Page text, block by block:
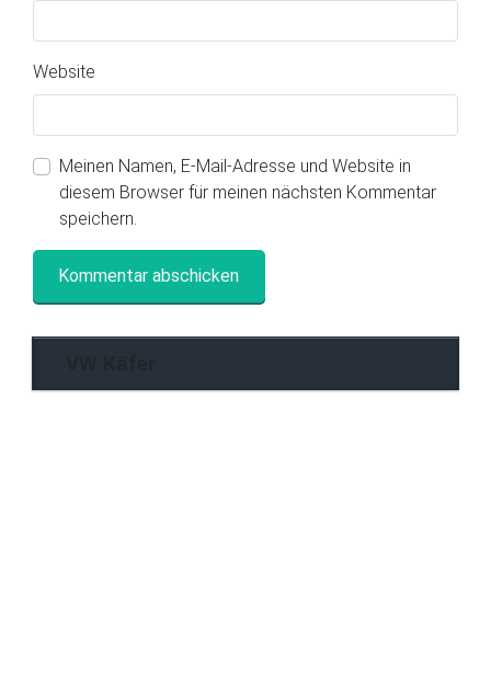
Website
Meinen Namen, E-Mail-Adresse und Website in
diesem Browser für meinen nächsten Kommentar
speichern.